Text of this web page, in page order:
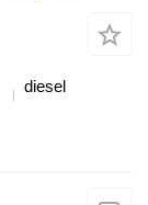
diesel